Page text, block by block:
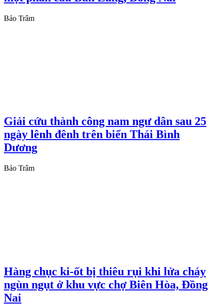
Bảo Trâm
Giải cứu thành công nam ngư dân sau 25
ngày lênh đênh trên biển Thái Bình
Dương
Bảo Trâm
Hàng chục ki-ốt bị thiêu rụi khi lửa cháy
ngùn ngụt ở khu vực chợ Biên Hòa, Đồng
Nai